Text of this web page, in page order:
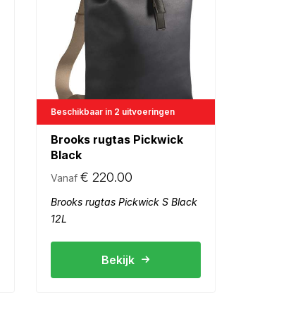
Beschikbaar in 2 uitvoeringen
Brooks rugtas Pickwick
Black
Vanaf € 220.00
Brooks rugtas Pickwick S Black
12L
Bekijk